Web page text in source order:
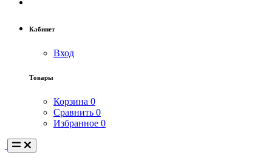
Кабинет
Вход
Товары
Корзина 0
Сравнить 0
Избранное 0